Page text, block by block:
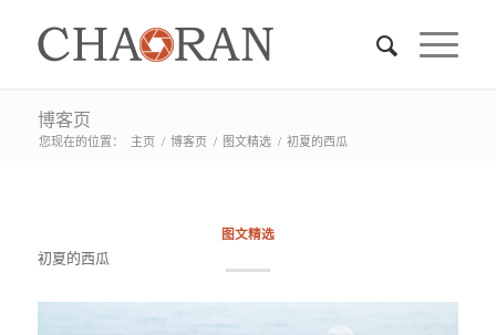
博客页
您现在的位置： 主页 / 博客页 / 图文精选 / 初夏的西瓜
图文精选
初夏的西瓜